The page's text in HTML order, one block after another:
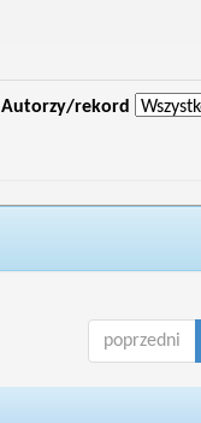
Autorzy/rekord
poprzedni